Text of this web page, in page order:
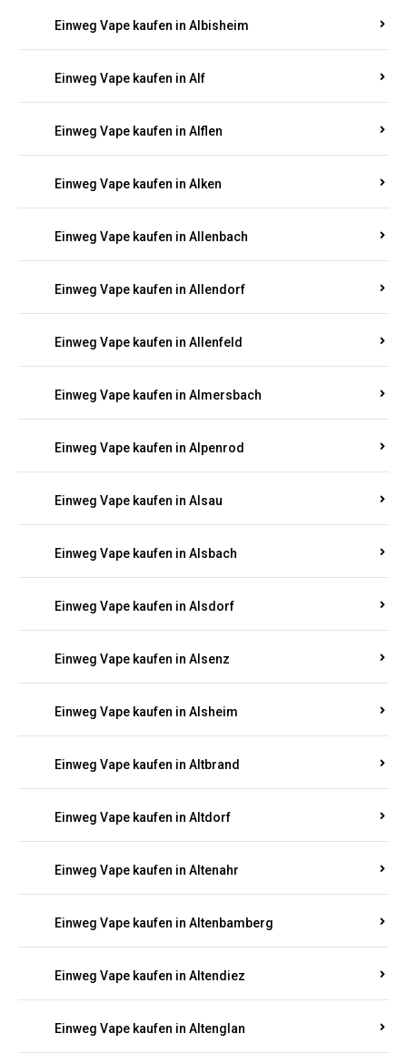
Einweg Vape kaufen in Albisheim
Einweg Vape kaufen in Alf
Einweg Vape kaufen in Alflen
Einweg Vape kaufen in Alken
Einweg Vape kaufen in Allenbach
Einweg Vape kaufen in Allendorf
Einweg Vape kaufen in Allenfeld
Einweg Vape kaufen in Almersbach
Einweg Vape kaufen in Alpenrod
Einweg Vape kaufen in Alsau
Einweg Vape kaufen in Alsbach
Einweg Vape kaufen in Alsdorf
Einweg Vape kaufen in Alsenz
Einweg Vape kaufen in Alsheim
Einweg Vape kaufen in Altbrand
Einweg Vape kaufen in Altdorf
Einweg Vape kaufen in Altenahr
Einweg Vape kaufen in Altenbamberg
Einweg Vape kaufen in Altendiez
Einweg Vape kaufen in Altenglan